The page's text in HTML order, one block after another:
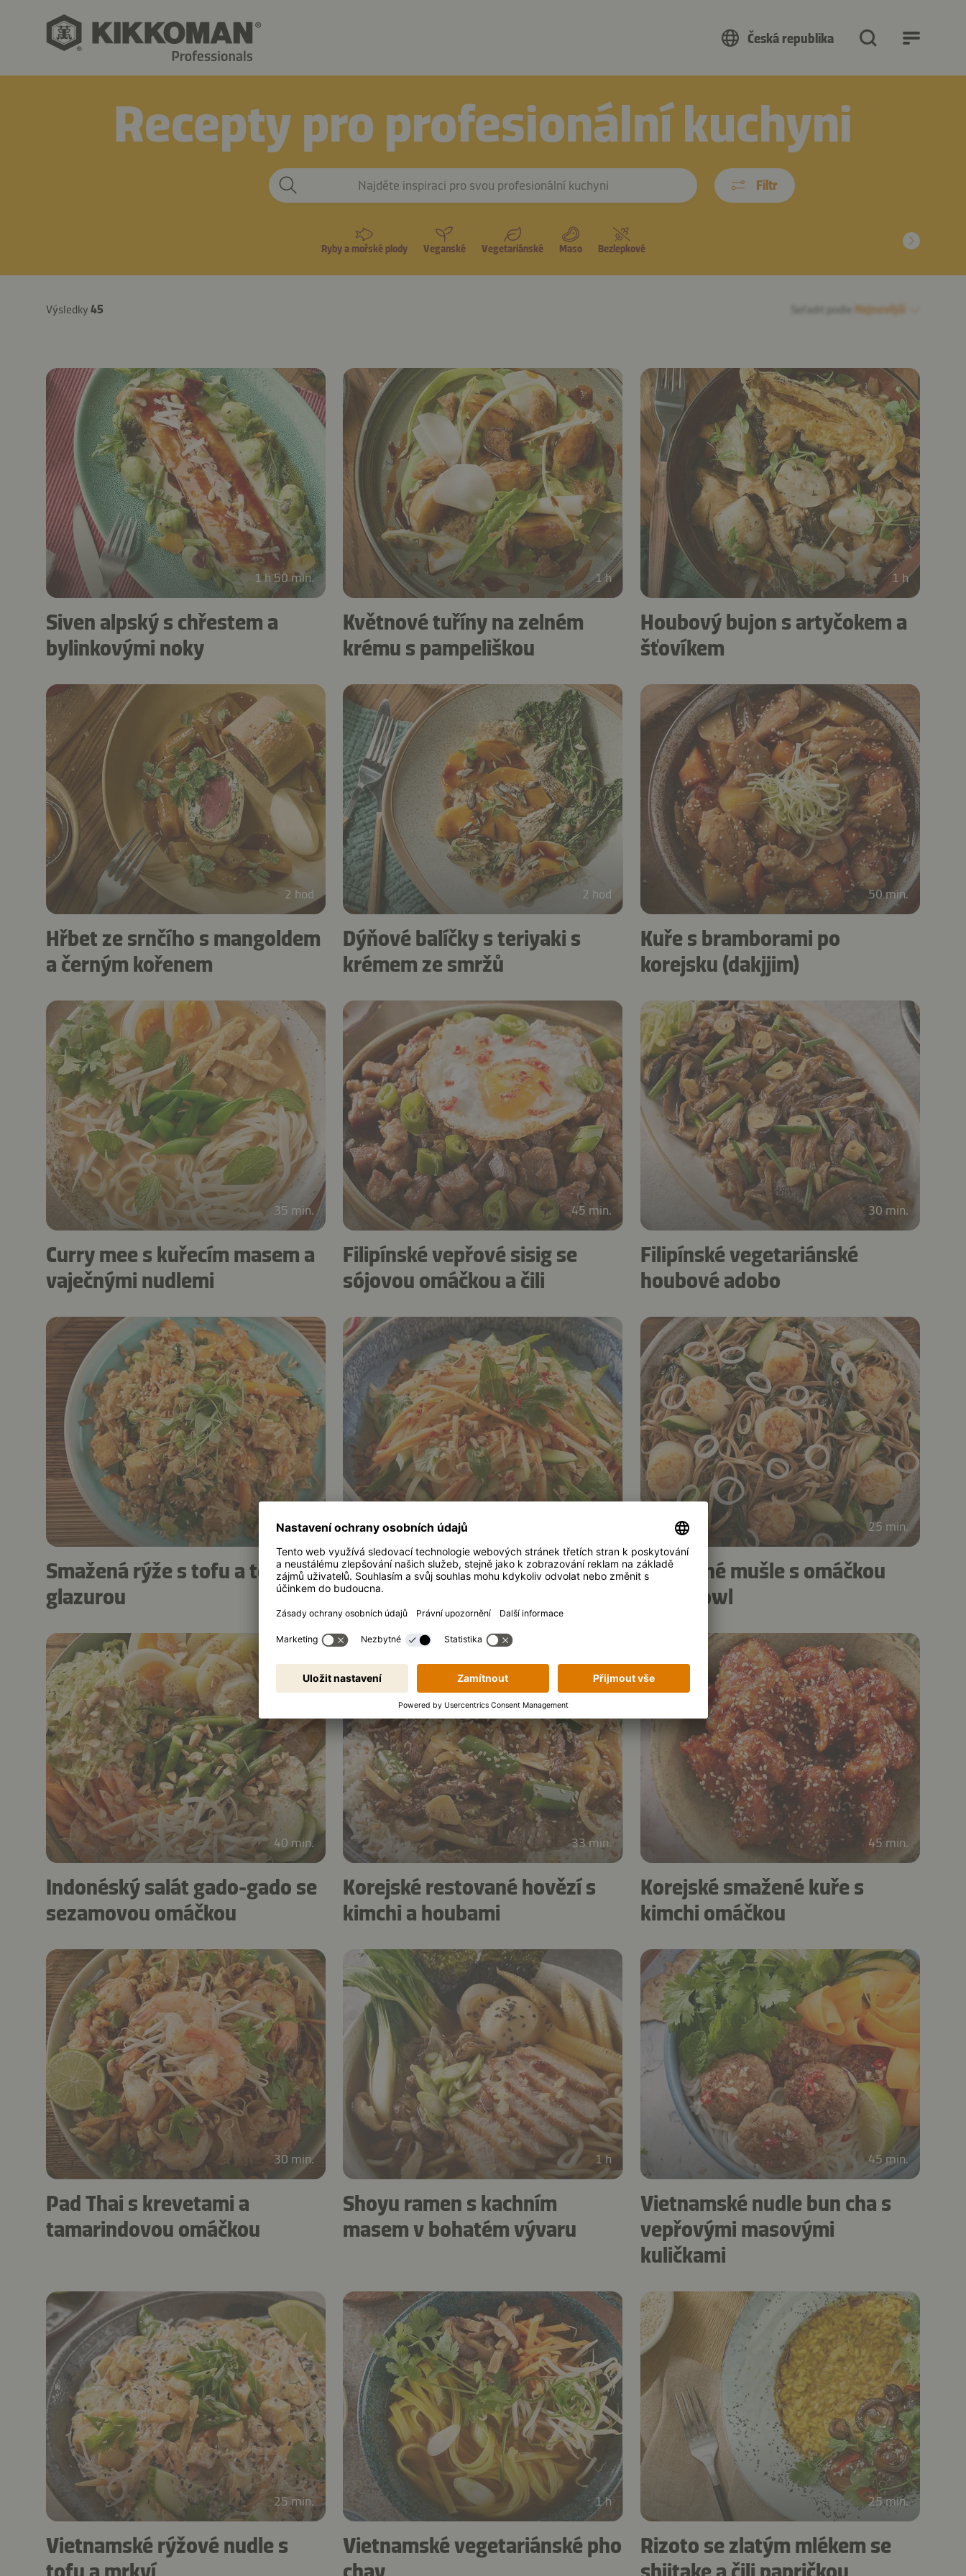
Česká republika
Recepty pro profesionální kuchyni
Najděte inspiraci pro svou profesionální kuchyni Filtr
Ryby a mořské plody Veganské Vegetariánské Maso Bezlepkové
Výsledky 45 Nejnovější
1 h 50 min.
Siven alpský s chřestem a
bylinkovými noky
1 h
Květnové tuříny na zelném
krému s pampeliškou
1 h
Houbový bujon s artyčokem a
šťovíkem
2 hod
Hřbet ze srnčího s mangoldem
a černým kořenem
2 hod
Dýňové balíčky s teriyaki s
krémem ze smržů
50 min.
Kuře s bramborami po
korejsku (dakjjim)
35 min.
Curry mee s kuřecím masem a
vaječnými nudlemi
45 min.
Filipínské vepřové sisig se
sójovou omáčkou a čili
30 min.
Filipínské vegetariánské
houbové adobo
25 min.
Smažená rýže s tofu a teriyaki
glazurou
Salát ze zelené papáji s
omáčkou ponzu
25 min.
Grilované mušle s omáčkou
poke bowl
40 min.
Indonéský salát gado-gado se
sezamovou omáčkou
33 min.
Korejské restované hovězí s
kimchi a houbami
45 min.
Korejské smažené kuře s
kimchi omáčkou
30 min.
Pad Thai s krevetami a
tamarindovou omáčkou
1 h
Shoyu ramen s kachním
masem v bohatém vývaru
45 min.
Vietnamské nudle bun cha s
vepřovými masovými
kuličkami
25 min.
Vietnamské rýžové nudle s
1 h
Vietnamské vegetariánské pho
25 min.
Rizoto se zlatým mlékem se